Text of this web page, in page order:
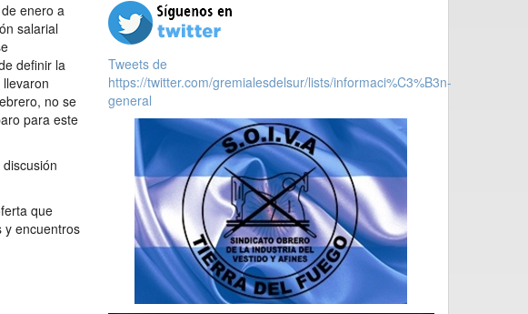
enero a
salarial
definir la
no se
para este
que
y encuentros
Tweets de
https://twitter.com/gremialesdelsur/lists/informaci%C3%B3n-
general